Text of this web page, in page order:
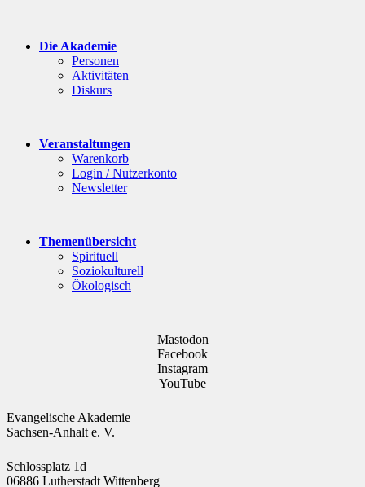
Die Akademie
Personen
Aktivitäten
Diskurs
Veranstaltungen
Warenkorb
Login / Nutzerkonto
Newsletter
Themenübersicht
Spirituell
Soziokulturell
Ökologisch
Mastodon
Facebook
Instagram
YouTube
Evangelische Akademie
Sachsen-Anhalt e. V.
Schlossplatz 1d
06886 Lutherstadt Wittenberg